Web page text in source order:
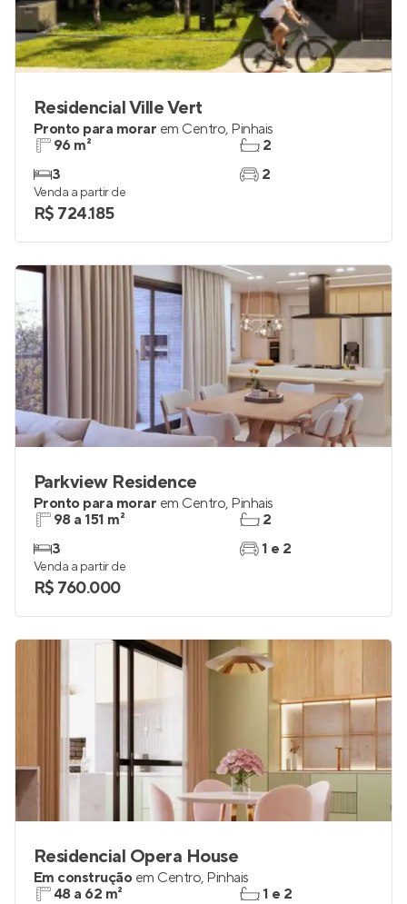
Residencial Ville Vert
Pronto para morar em Centro, Pinhais
96 m²
3
2
2
Venda a partir de
R$ 724.185
Parkview Residence
Pronto para morar em Centro, Pinhais
98 a 151 m²
3
2
1 e 2
Venda a partir de
R$ 760.000
Residencial Opera House
Em construção em Centro, Pinhais
48 a 62 m²
1 e 2